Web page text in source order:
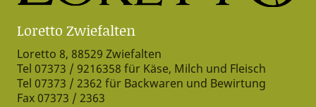
Loretto Zwiefalten
Loretto 8, 88529 Zwiefalten
Tel 07373 / 9216358 für Käse, Milch und Fleisch
Tel 07373 / 2362 für Backwaren und Bewirtung
Fax 07373 / 2363